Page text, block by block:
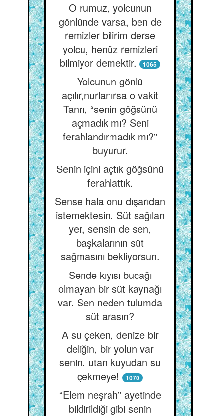
O rumuz, yolcunun
gönlünde varsa, ben de
remizler bilirim derse
yolcu, henüz remizleri
bilmiyor demektir.
1065
Yolcunun gönlü
açılır,nurlanırsa o vakit
Tanrı, “senin göğsünü
açmadık mı? Seni
ferahlandırmadık mı?”
buyurur.
Senin içini açtık göğsünü
ferahlattık.
Sense hala onu dışarıdan
istemektesin. Süt sağılan
yer, sensin de sen,
başkalarının süt
sağmasını bekliyorsun.
Sende kıyısı bucağı
olmayan bir süt kaynağı
var. Sen neden tulumda
süt arasın?
A su çeken, denize bir
deliğin, bir yolun var
senin. utan kuyudan su
çekmeye!
1070
“Elem neşrah” ayetinde
bildirildiği gibi senin